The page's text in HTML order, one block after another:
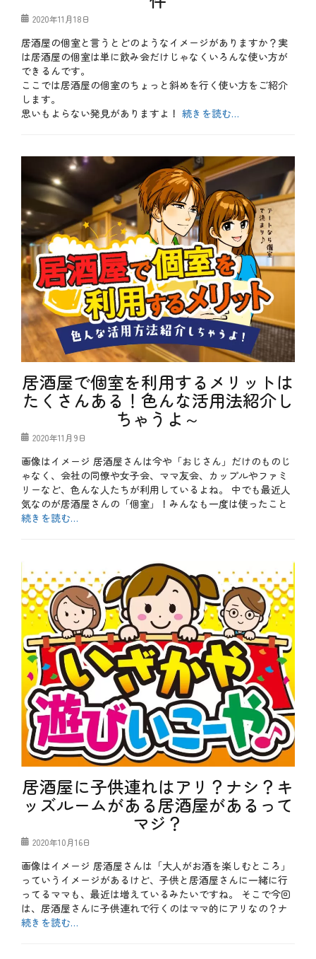
個
室
、
宴
会
コ
ー
ス
、
記
、
生
ャ
ペ
ー
ン
、
テ
ク
ニ
タ
グ
お
得
、
や
っ
て
み
た
、
キ
ッ
キ
ャ
ン
ン
コ
ス
パ
、
テ
ク
ク
メ
ニ
ュ
ー
、
企
画
、
個
室
投
日
2020年11月18日
居酒屋の個室と言うとどのようなイメージがありますか？実
は居酒屋の個室は単に飲み会だけじゃなくいろんな使い方が
できるんです。
ここでは居酒屋の個室のちょっと斜めを行く使い方をご紹介
します。
思いもよらない発見がありますよ！ 続きを読む…
ゴ
ー
l
も
し
ろ
、
お
得
、
や
っ
て
み
、
テ
ク
ニ
ッ
、
別
画
タ
グ
お
得
て
み
た
、
コ
パ
、
テ
ク
ッ
ク
、
企
画
、
個
室
、
家
特
企
画
、
飲
み
会
居酒屋で個室を利用するメリットは
たくさんある！色んな活用法紹介し
ちゃうよ～
投
日
2020年11月9日
画像はイメージ 居酒屋さんは今や「おじさん」だけのものじ
ゃなく、会社の同僚や女子会、ママ友会、カップルやファミ
リーなど、色んな人たちが利用しているよね。 中でも最近人
気なのが居酒屋さんの「個室」！みんなも一度は使ったこと
続きを読む…
ゴ
ー
l
g
、
お
も
し
ろ
、
お
得
、
や
っ
て
み
た
、
テ
ク
ニ
ッ
、
別
画
タ
グ
や
っ
居酒屋に子供連れはアリ？ナシ？キ
ッズルームがある居酒屋があるって
マジ？
投
日
2020年10月16日
画像はイメージ 居酒屋さんは「大人がお酒を楽しむところ」
っていうイメージがあるけど、子供と居酒屋さんに一緒に行
ってるママも、最近は増えているみたいですね。 そこで今回
は、居酒屋さんに子供連れで行くのはママ的にアリなの？ナ
続きを読む…